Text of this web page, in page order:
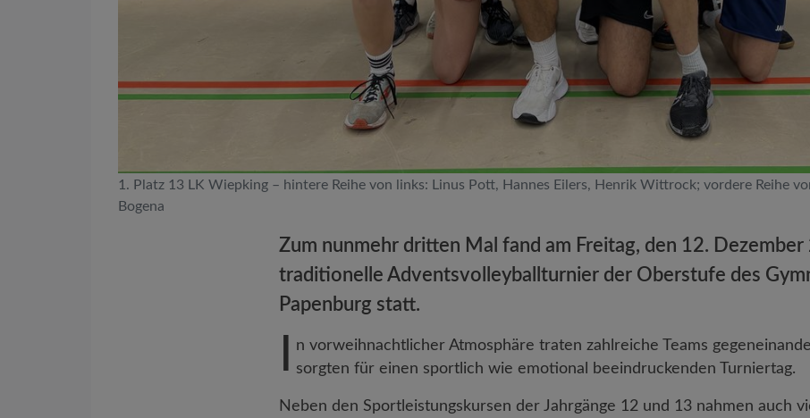
1. Platz 13 LK Wiepking – hintere Reihe von links: Linus Pott, Hannes Eilers, Henrik Wittrock; vordere Reihe
Bogena
Zum nunmehr dritten Mal fand am Freitag, den 12. Dezember
traditionelle Adventsvolleyballturnier der Oberstufe des
Papenburg statt.
n vorweihnachtlicher Atmosphäre traten zahlreiche Teams
sorgten für einen sportlich wie emotional beeindruckenden Turniertag.
Neben den Sportleistungskursen der Jahrgänge 12 und 13 nahmen auch